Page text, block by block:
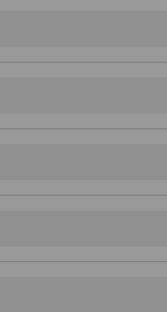
Edelstahl (V2A)
mm stark,